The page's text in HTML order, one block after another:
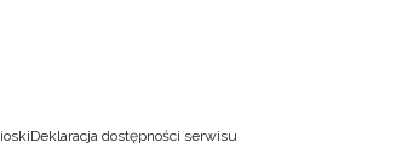
Deklaracja dostępności serwisu